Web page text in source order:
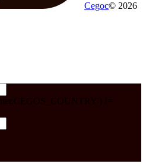
Cegoc© 2026
!=